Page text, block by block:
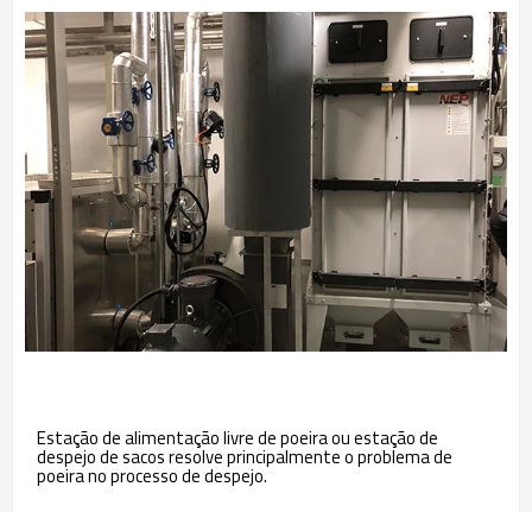
Estação de alimentação livre de poeira ou estação de
despejo de sacos resolve principalmente o problema de
poeira no processo de despejo.